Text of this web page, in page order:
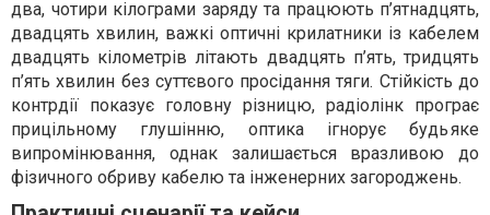
два, чотири кілограми заряду та працюють п’ятнадцять,
двадцять хвилин, важкі оптичні крилатники із кабелем
двадцять кілометрів літають двадцять п’ять, тридцять
п’ять хвилин без суттєвого просідання тяги. Стійкість до
контрдії показує головну різницю, радіолінк програє
прицільному глушінню, оптика ігнорує будь яке
випромінювання, однак залишається вразливою до
фізичного обриву кабелю та інженерних загороджень.